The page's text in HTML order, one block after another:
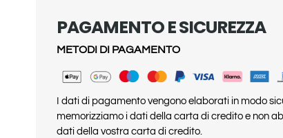
PAGAMENTO E SICUREZZA
METODI DI PAGAMENTO
I dati di pagamento vengono elaborati in modo
memorizziamo i dati della carta di credito e non
dati della vostra carta di credito.